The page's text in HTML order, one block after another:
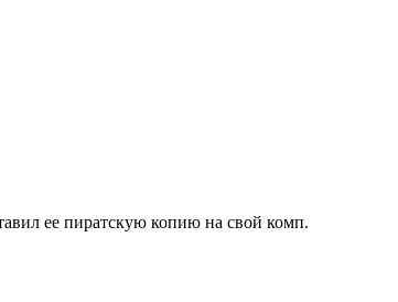
ее пиратскую копию на свой комп.